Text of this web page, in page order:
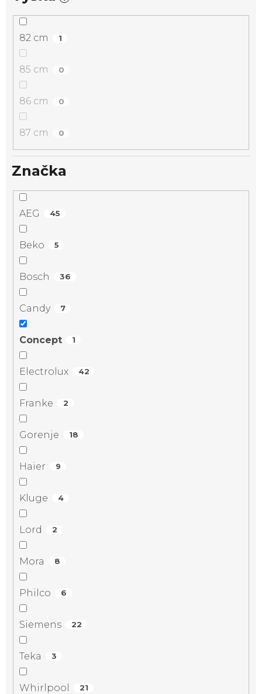
82 cm 1
85 cm 0
86 cm 0
87 cm 0
Značka
AEG 45
Beko 5
Bosch 36
Candy 7
Concept 1
Electrolux 42
Franke 2
Gorenje 18
Haier 9
Kluge 4
Lord 2
Mora 8
Philco 6
Siemens 22
Teka 3
Whirlpool 21